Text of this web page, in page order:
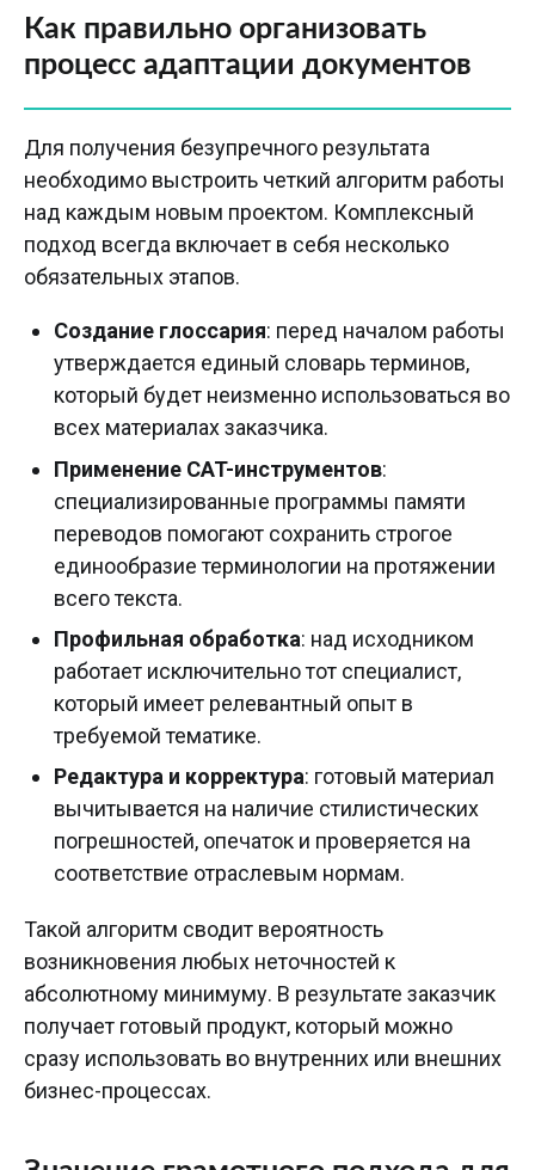
Как правильно организовать
процесс адаптации документов
Для получения безупречного результата
необходимо выстроить четкий алгоритм работы
над каждым новым проектом. Комплексный
подход всегда включает в себя несколько
обязательных этапов.
Создание глоссария: перед началом работы
утверждается единый словарь терминов,
который будет неизменно использоваться во
всех материалах заказчика.
Применение CAT-инструментов:
специализированные программы памяти
переводов помогают сохранить строгое
единообразие терминологии на протяжении
всего текста.
Профильная обработка: над исходником
работает исключительно тот специалист,
который имеет релевантный опыт в
требуемой тематике.
Редактура и корректура: готовый материал
вычитывается на наличие стилистических
погрешностей, опечаток и проверяется на
соответствие отраслевым нормам.
Такой алгоритм сводит вероятность
возникновения любых неточностей к
абсолютному минимуму. В результате заказчик
получает готовый продукт, который можно
сразу использовать во внутренних или внешних
бизнес-процессах.